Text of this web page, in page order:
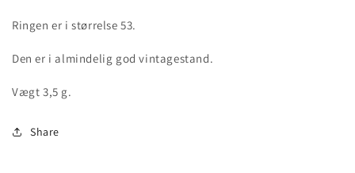
Ringen er i størrelse 53.
Den er i almindelig god vintagestand.
Vægt 3,5 g.
Share